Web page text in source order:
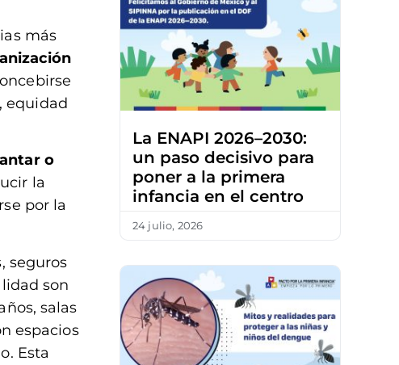
más
equidad
o
la
por la
seguros
son
salas
espacios
Esta
La ENAPI 2026–2030:
un paso decisivo para
poner a la primera
infancia en el centro
24 julio, 2026